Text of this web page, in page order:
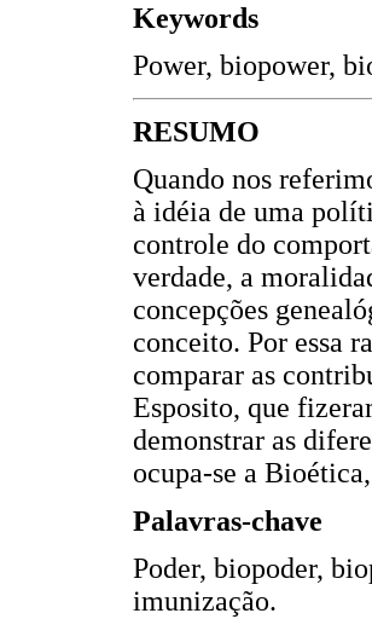
Keywords
Power, biopower,
RESUMO
Quando nos
à idéia de uma
controle do
verdade, a
concepções
conceito. Por essa
comparar as
Esposito, que
demonstrar as
ocupa-se a
Palavras-chave
Poder, biopoder,
imunização.